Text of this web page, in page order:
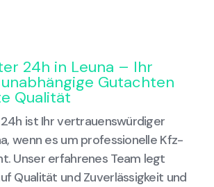
24h in Leuna – Ihr
Gutachten
Qualität
ist Ihr vertrauenswürdiger
wenn es um professionelle Kfz-
Unser erfahrenes Team legt
Qualität und Zuverlässigkeit und